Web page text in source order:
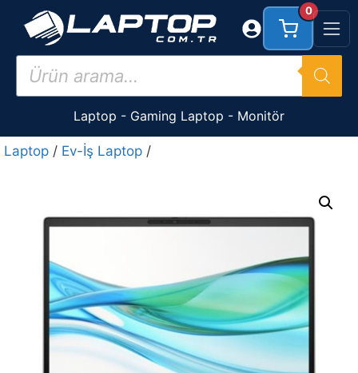
İçeriğe
Products
search
Laptop - Gaming Laptop - Monitör
0
Laptop / Ev-İş Laptop /